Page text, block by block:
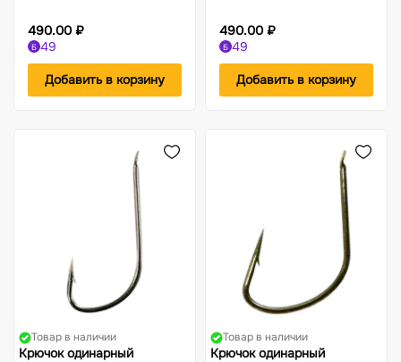
490.00 ₽
Б 49
Добавить в корзину
490.00 ₽
Б 49
Добавить в корзину
Товар в наличии
Крючок одинарный
Товар в наличии
Крючок одинарный